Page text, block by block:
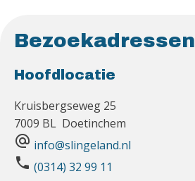
Bezoekadressen
Hoofdlocatie
Kruisbergseweg 25
7009 BL Doetinchem
alternate_email info@slingeland.nl
phone (0314) 32 99 11